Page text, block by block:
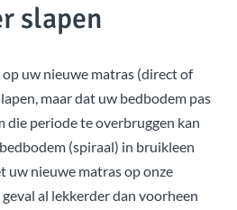
slapen
uw nieuwe matras (direct of
maar dat uw bedbodem pas
die periode te overbruggen kan
(spiraal) in bruikleen
uw nieuwe matras op onze
al lekkerder dan voorheen